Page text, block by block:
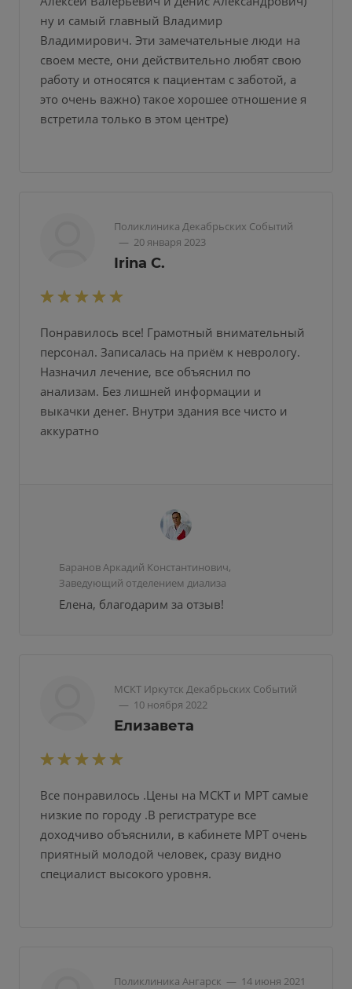
ну и самый главный Владимир
Владимирович. Эти замечательные люди на
своем месте, они действительно любят свою
работу и относятся к пациентам с заботой, а
это очень важно) такое хорошее отношение я
встретила только в этом центре)
Поликлиника Декабрьских Событий
— 20 января 2023
Irina C.
Понравилось все! Грамотный внимательный
персонал. Записалась на приём к неврологу.
Назначил лечение, все объяснил по
анализам. Без лишней информации и
выкачки денег. Внутри здания все чисто и
аккуратно
Баранов Аркадий Константинович,
Заведующий отделением диализа
Елена, благодарим за отзыв!
МСКТ Иркутск Декабрьских Событий
— 10 ноября 2022
Елизавета
Все понравилось .Цены на МСКТ и МРТ самые
низкие по городу .В регистратуре все
доходчиво объяснили, в кабинете МРТ очень
приятный молодой человек, сразу видно
специалист высокого уровня.
Поликлиника Ангарск — 14 июня 2021